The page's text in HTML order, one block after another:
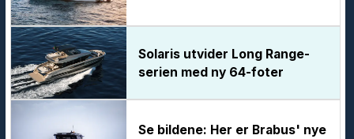
Solaris utvider Long Range-
serien med ny 64-foter
Se bildene: Her er Brabus' nye